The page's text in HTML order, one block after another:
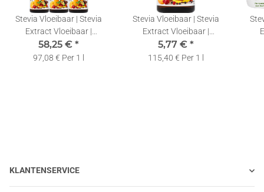
Stevia Vloeibaar | Stevia
Extract Vloeibaar |
Vloeibare Zoetstof |
12x50ml
58,25 € *
97,08 € Per 1 l
Stevia Vloeibaar | Stevia
Extract Vloeibaar |
Vloeibare Zoetstof | 50ml
5,77 € *
115,40 € Per 1 l
KLANTENSERVICE